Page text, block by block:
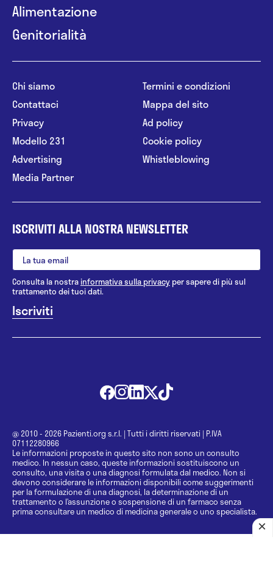
Alimentazione
Genitorialità
Chi siamo
Contattaci
Privacy
Modello 231
Advertising
Media Partner
Termini e condizioni
Mappa del sito
Ad policy
Cookie policy
Whistleblowing
ISCRIVITI ALLA NOSTRA NEWSLETTER
Consulta la nostrainformativa sulla privacy per sapere di più sul
trattamento dei tuoi dati.
@ 2010 - 2026 Pazienti.org s.r.l. | Tutti i diritti riservati | P.IVA
07112280966
Le informazioni proposte in questo sito non sono un consulto
medico. In nessun caso, queste informazioni sostituiscono un
consulto, una visita o una diagnosi formulata dal medico. Non si
devono considerare le informazioni disponibili come suggerimenti
per la formulazione di una diagnosi, la determinazione di un
trattamento o l’assunzione o sospensione di un farmaco senza
prima consultare un medico di medicina generale o uno specialista.